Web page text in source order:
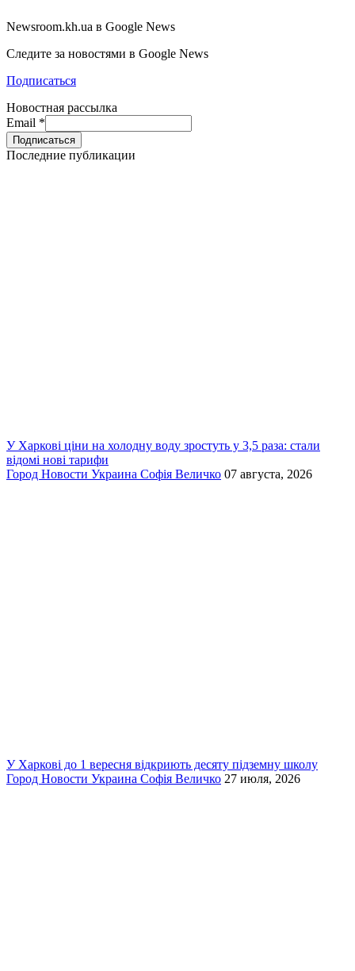
Newsroom.kh.ua в Google News
Следите за новостями в Google News
Подписаться
Новостная рассылка
Email *
Последние публикации
У Харкові ціни на холодну воду зростуть у 3,5 раза: стали
відомі нові тарифи
Город Новости Украина Софія Величко 07 августа, 2026
У Харкові до 1 вересня відкриють десяту підземну школу
Город Новости Украина Софія Величко 27 июля, 2026